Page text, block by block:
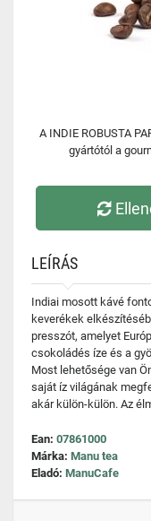
A INDIE ROBUSTA
gyártótól a
LEÍRÁS
Indiai mosott kávé
keverékek
presszót, amelyet
csokoládés íze és a
Most lehetősége van
saját íz világának
akár külön-külön. Az
Ean: 07861000
Márka: Manu tea
Eladó: ManuCafe